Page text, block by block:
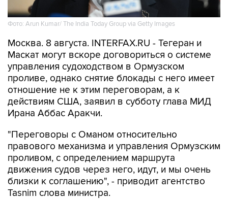
Фото: Arun Kumar/ The India Today Group via Getty Images
Москва. 8 августа. INTERFAX.RU - Тегеран и
Маскат могут вскоре договориться о системе
управления судоходством в Ормузском
проливе, однако снятие блокады с него имеет
отношение не к этим переговорам, а к
действиям США, заявил в субботу глава МИД
Ирана Аббас Аракчи.
"Переговоры с Оманом относительно
правового механизма и управления Ормузским
проливом, с определением маршрута
движения судов через него, идут, и мы очень
близки к соглашению", - приводит агентство
Tasnim слова министра.